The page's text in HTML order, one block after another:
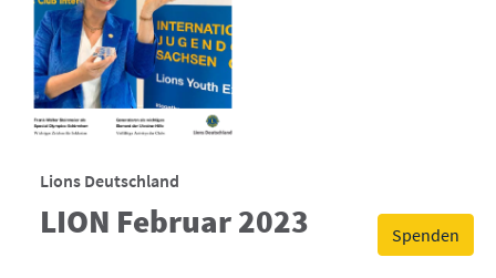
Spenden
Lions Deutschland
LION Februar 2023